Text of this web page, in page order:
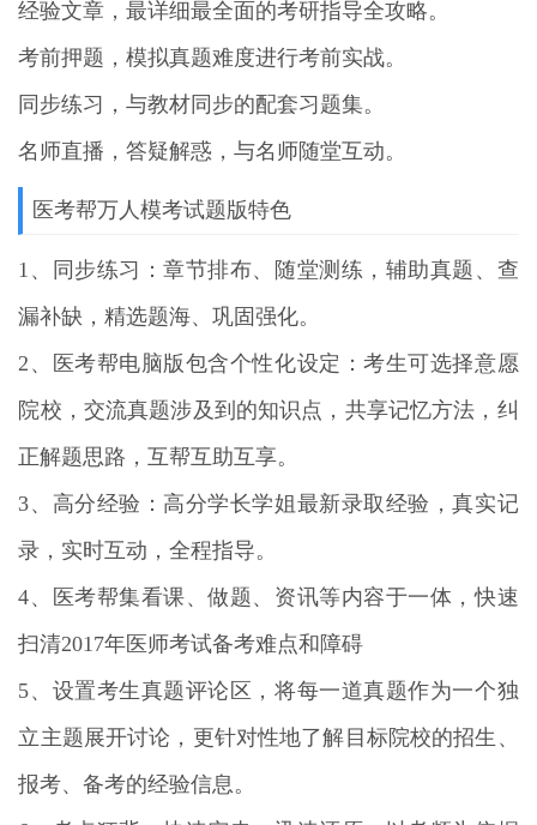
经验文章，最详细最全面的考研指导全攻略。
考前押题，模拟真题难度进行考前实战。
同步练习，与教材同步的配套习题集。
名师直播，答疑解惑，与名师随堂互动。
医考帮万人模考试题版特色
1、同步练习：章节排布、随堂测练，辅助真题、查
漏补缺，精选题海、巩固强化。
2、医考帮电脑版包含个性化设定：考生可选择意愿
院校，交流真题涉及到的知识点，共享记忆方法，纠
正解题思路，互帮互助互享。
3、高分经验：高分学长学姐最新录取经验，真实记
录，实时互动，全程指导。
4、医考帮集看课、做题、资讯等内容于一体，快速
扫清2017年医师考试备考难点和障碍
5、设置考生真题评论区，将每一道真题作为一个独
立主题展开讨论，更针对性地了解目标院校的招生、
报考、备考的经验信息。